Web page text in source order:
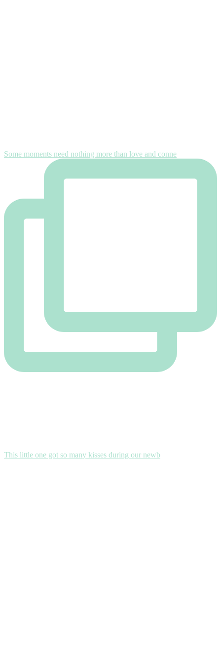
Some moments need nothing more than love and conne
This little one got so many kisses during our newb